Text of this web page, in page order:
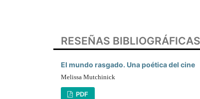
RESEÑAS BIBLIOGRÁFICAS
El mundo rasgado. Una poética del cine
Melissa Mutchinick
PDF